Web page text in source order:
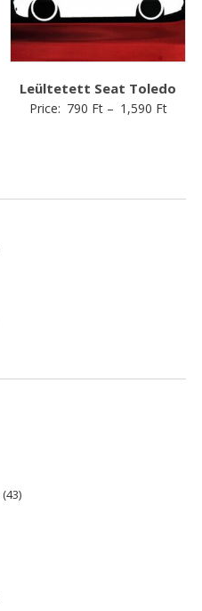
Leültetett Seat Toledo
Price: 790 Ft– 1,590 Ft
(43)